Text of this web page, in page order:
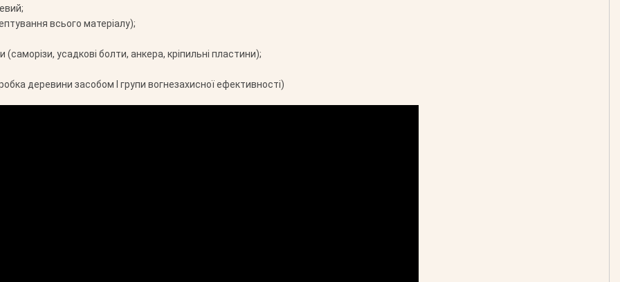
всього матеріалу);
(саморізи, усадкові болти, анкера, кріпильні пластини);
деревини засобом І групи вогнезахисної ефективності)